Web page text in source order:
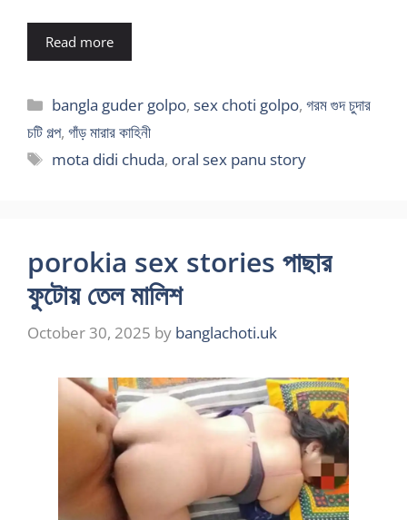
Read more
Categories
bangla guder golpo,sex choti golpo,গরম গুদ চুদার
চটি গল্প, গাঁড় মারার কাহিনী
Tags
mota didi chuda, oral sex panu story
porokia sex stories পাছার
ফুটোয় তেল মালিশ
October 30, 2025 by banglachoti.uk